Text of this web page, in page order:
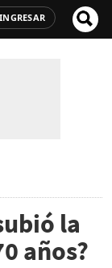
INGRESAR
la
años?